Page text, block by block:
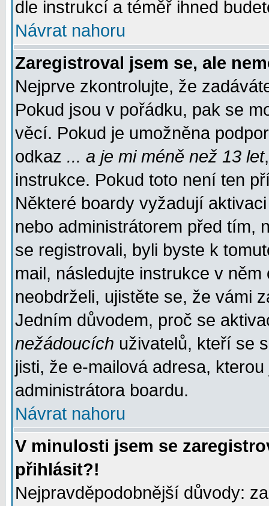
dle instrukcí a téměř ihned
Návrat nahoru
Zaregistroval jsem se, ale
Nejprve zkontrolujte, že
Pokud jsou v pořádku, pak se
věcí. Pokud je umožněna
odkaz ... a je mi méně než 13 let
instrukce. Pokud toto není ten
Některé boardy vyžadují
nebo administrátorem před tím,
se registrovali, byli byste k
mail, následujte instrukce v
neobdrželi, ujistěte se, že vámi
Jedním důvodem, proč se
nežádoucích uživatelů, kteří se
jisti, že e-mailová adresa,
administrátora boardu.
Návrat nahoru
V minulosti jsem se
přihlásit?!
Nejpravděpodobnější důvody: